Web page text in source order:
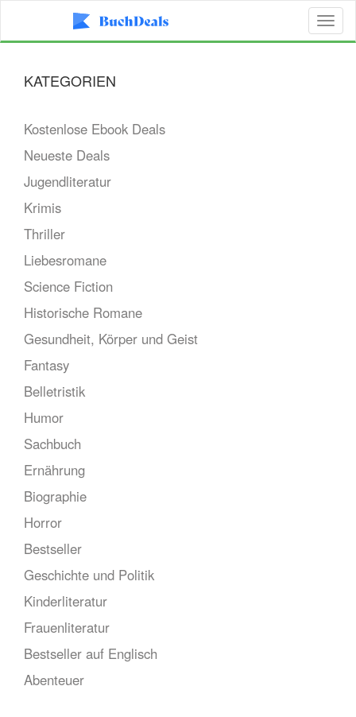
KATEGORIEN
Kostenlose Ebook Deals
Neueste Deals
Jugendliteratur
Krimis
Thriller
Liebesromane
Science Fiction
Historische Romane
Gesundheit, Körper und Geist
Fantasy
Belletristik
Humor
Sachbuch
Ernährung
Biographie
Horror
Bestseller
Geschichte und Politik
Kinderliteratur
Frauenliteratur
Bestseller auf Englisch
Abenteuer